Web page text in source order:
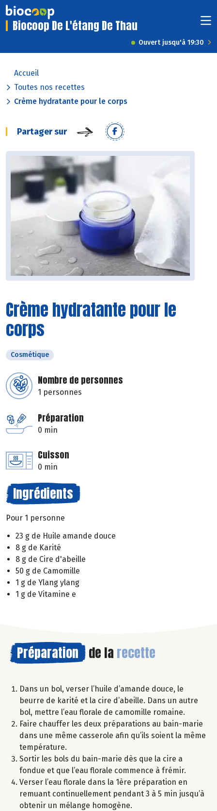
Biocoop De L'étang De Thau
Ouvert jusqu'à 19:30
Accueil
Toutes nos recettes
Crème hydratante pour le corps
Partager sur
Crème hydratante pour le
corps
Cosmétique
Nombre de personnes
1 personnes
Préparation
0 min
Cuisson
0 min
Ingrédients
Pour 1 personne
23 g de Huile amande douce
8 g de Karité
8 g de Cire d'abeille
50 g de Camomille
1 g de Ylang ylang
1 g de Vitamine e
Préparation de la recette
Dans un bol, verser l’huile d’amande douce, le
beurre de karité et la cire d’abeille. Dans un autre
bol, mettre l’eau florale de camomille romaine.
Faire chauffer les deux préparations au bain-marie
dans une même casserole afin qu’ils soient la même
température.
Sortir les bols du bain-marie dès que la cire a
fondue et que l’eau florale commence à frémir.
Verser l’eau florale dans la 1ère préparation en
remuant continuellement pendant 3 à 5 min jusqu’à
obtenir un mélange homogène.